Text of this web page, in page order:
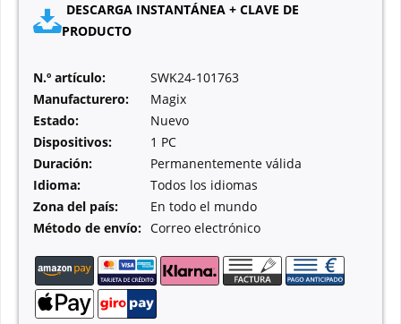
DESCARGA INSTANTÁNEA + CLAVE DE
PRODUCTO
N.º artículo:
SWK24-101763
Manufacturero:
Magix
Estado:
Nuevo
Dispositivos:
1 PC
Duración:
Permanentemente válida
Idioma:
Todos los idiomas
Zona del país:
En todo el mundo
Método de envío: Correo electrónico